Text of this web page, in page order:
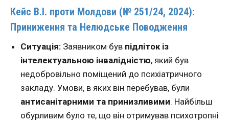
Кейс В.І. проти Молдови (№ 251/24, 2024):
Приниження та Нелюдське Поводження
Ситуація: Заявником був підліток із
інтелектуальною інвалідністю, який був
недобровільно поміщений до психіатричного
закладу. Умови, в яких він перебував, були
антисанітарними та принизливими. Найбільш
обурливим було те, що він отримував психотропні